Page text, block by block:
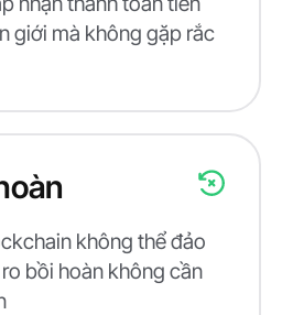
giới mà không gặp rắc
không thể đảo
bồi hoàn không cần